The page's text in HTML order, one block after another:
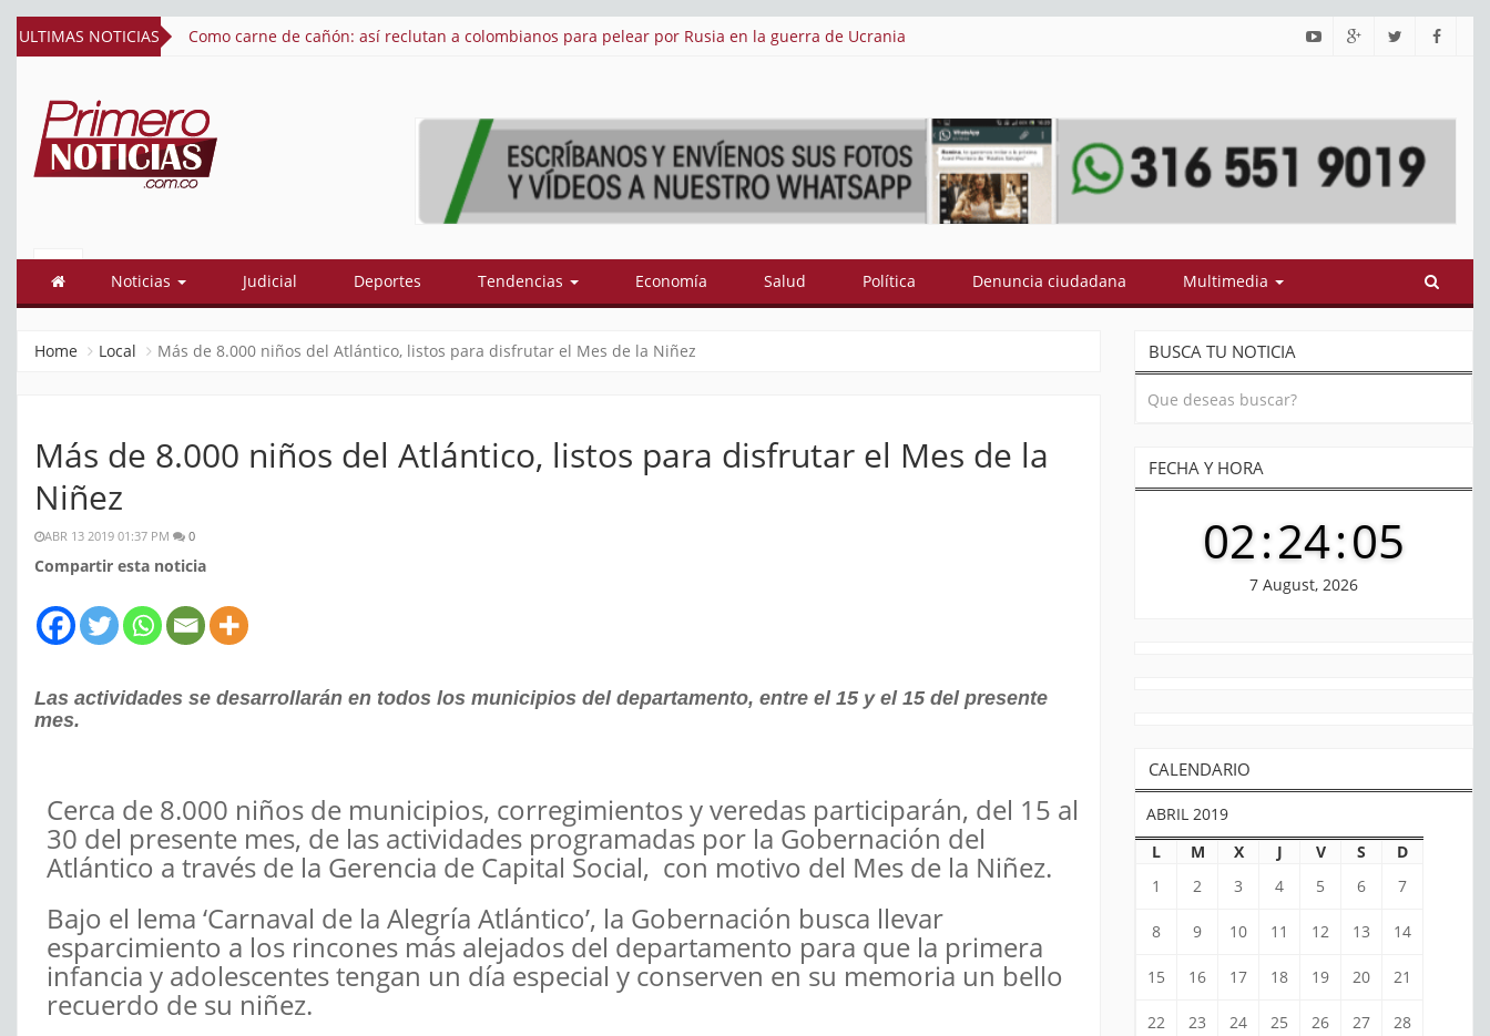
ULTIMAS NOTICIAS
de Ucrania Así quedó conformado el gabinete de Abelardo De La Espriella: estos son sus 18 ministros Cuestionan contratos por $3,2 billones adjudicados por gobierno
NOTICIAS
Noticias Judicial Deportes Tendencias Economía Salud Política Denuncia ciudadana Multimedia
Home Local Más de 8.000 niños del Atlántico, listos para disfrutar el Mes de la Niñez
Más de 8.000 niños del Atlántico, listos para disfrutar el Mes de la
Niñez
ABR 13 2019 01:37 PM 0
Compartir esta noticia
Las actividades se desarrollarán en todos los municipios del departamento, entre el 15 y el 15 del presente
mes.
Cerca de 8.000 niños de municipios, corregimientos y veredas participarán, del 15 al
30 del presente mes, de las actividades programadas por la Gobernación del
Atlántico a través de la Gerencia de Capital Social, con motivo del Mes de la Niñez.
Bajo el lema ‘Carnaval de la Alegría Atlántico’, la Gobernación busca llevar
esparcimiento a los rincones más alejados del departamento para que la primera
infancia y adolescentes tengan un día especial y conserven en su memoria un bello
recuerdo de su niñez.
BUSCA TU NOTICIA
FECHA Y HORA
02:24:06
7 August, 2026
CALENDARIO
ABRIL 2019
L
M X J V S
D
1
2 3 4 5 6 7
8 9 10 11 12 13 14
15 16 17 18 19 20 21
22 23 24 25 26 27 28